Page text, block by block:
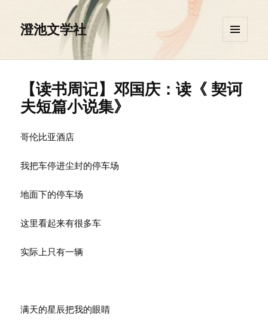
澄池文学社
挂件
【读书周记】邓国庆：读《 契诃
夫短篇小说集》
哥伦比亚酒店
我把车停进尘封的停车场
地面下的停车场
这里看起来有很多车
实际上只有一辆
满天的星辰把我的眼睛